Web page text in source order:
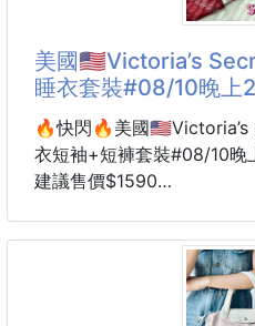
款式：經典小飛人短袖T-shi
搭配下方 HONDA 經典
可愛但不會太幼稚✨
這款是 Loose Fit 寬鬆版型
穿起來舒服有空間感
日常單穿就很好看
搭牛仔褲、寬褲、短褲、工
情侶一起穿也超可愛‼️
美國🇺🇸Victoria’s
睡衣套裝#08/10晚上
🔥快閃🔥美國
衣短袖+短褲套裝#08/10晚
建議售價$1590
尺寸：XS / S / M / L / XL
# 睡覺也要有儀式感～🐆
💭人的一生只不過三萬天